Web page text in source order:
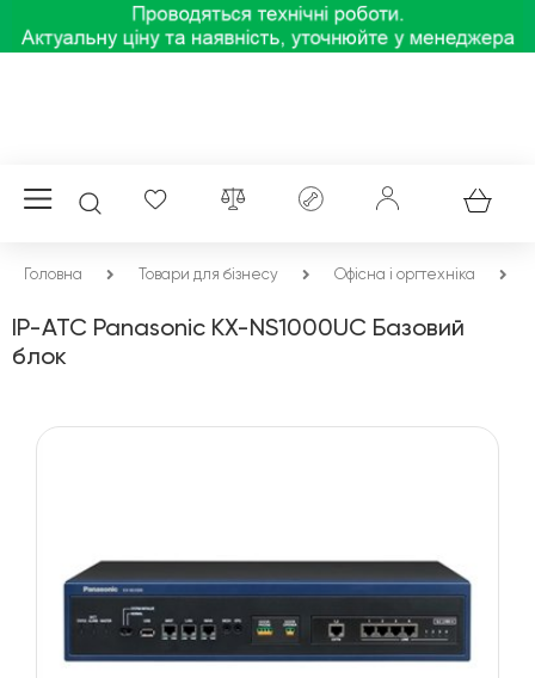
Головна Товари для бізнесу Офісна і оргтехніка
IP-АТС Panasonic KX-NS1000UC Базовий
блок